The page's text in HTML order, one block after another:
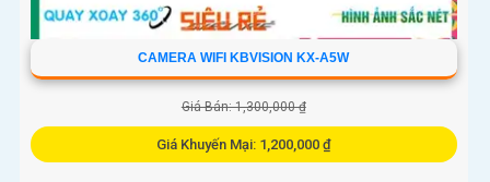
CAMERA WIFI KBVISION KX-A5W
Giá Bán: 1,300,000 ₫
Giá Khuyến Mại: 1,200,000 ₫